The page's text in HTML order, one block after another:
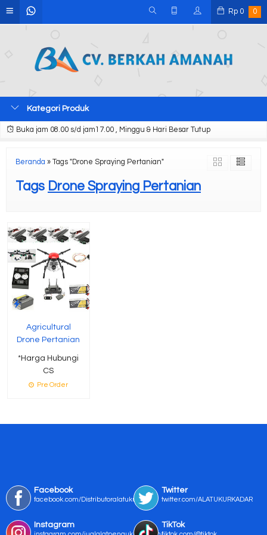
Rp 0 0
Kategori Produk
Buka jam 08.00 s/d jam17.00 , Minggu & Hari Besar Tutup
Beranda » Tags "Drone Spraying Pertanian"
Tags Drone Spraying Pertanian
Agricultural
Drone Pertanian
*Harga Hubungi
CS
Pre Order
Facebook
facebook.com/Distributoralatukur
Twitter
twitter.com/ALATUKURKADAR
Instagram TikTok